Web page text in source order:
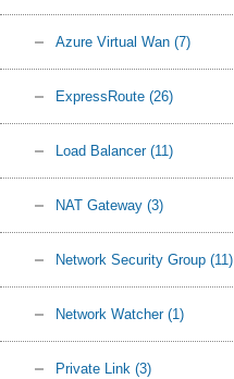
Azure Virtual Wan (7)
ExpressRoute (26)
Load Balancer (11)
NAT Gateway (3)
Network Security Group (11)
Network Watcher (1)
Private Link (3)